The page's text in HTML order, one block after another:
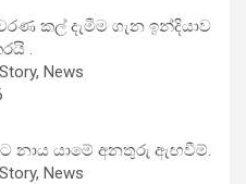
කල් දැමීම ගැන ඉන්දියාව
.
News
නාය යාමේ අනතුරු ඇඟවීම්.
News